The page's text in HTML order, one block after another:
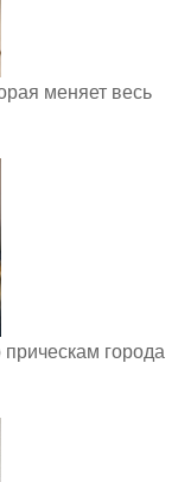
меняет весь
города